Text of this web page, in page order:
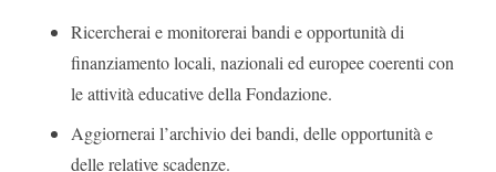
Ricercherai e monitorerai bandi e opportunità di
finanziamento locali, nazionali ed europee coerenti con
le attività educative della Fondazione.
Aggiornerai l’archivio dei bandi, delle opportunità e
delle relative scadenze.